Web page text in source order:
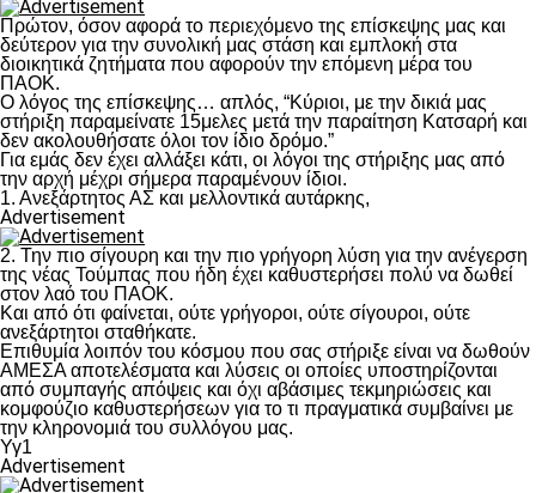
Πρώτον, όσον αφορά το περιεχόμενο της επίσκεψης μας και
δεύτερον για την συνολική μας στάση και εμπλοκή στα
διοικητικά ζητήματα που αφορούν την επόμενη μέρα του
ΠΑΟΚ.
Ο λόγος της επίσκεψης… απλός, “Κύριοι, με την δικιά μας
στήριξη παραμείνατε 15μελες μετά την παραίτηση Κατσαρή και
δεν ακολουθήσατε όλοι τον ίδιο δρόμο.”
Για εμάς δεν έχει αλλάξει κάτι, οι λόγοι της στήριξης μας από
την αρχή μέχρι σήμερα παραμένουν ίδιοι.
1. Ανεξάρτητος ΑΣ και μελλοντικά αυτάρκης,
Advertisement
2. Την πιο σίγουρη και την πιο γρήγορη λύση για την ανέγερση
της νέας Τούμπας που ήδη έχει καθυστερήσει πολύ να δωθεί
στον λαό του ΠΑΟΚ.
Και από ότι φαίνεται, ούτε γρήγοροι, ούτε σίγουροι, ούτε
ανεξάρτητοι σταθήκατε.
Επιθυμία λοιπόν του κόσμου που σας στήριξε είναι να δωθούν
ΑΜΕΣΑ αποτελέσματα και λύσεις οι οποίες υποστηρίζονται
από συμπαγής απόψεις και όχι αβάσιμες τεκμηριώσεις και
κομφούζιο καθυστερήσεων για το τι πραγματικά συμβαίνει με
την κληρονομιά του συλλόγου μας.
Υγ1
Advertisement